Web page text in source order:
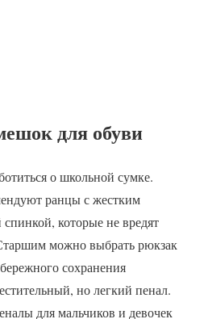
для обуви
о школьной сумке.
ранцы с жестким
которые не вредят
можно выбрать рюкзак
сохранения
но легкий пенал.
для мальчиков и девочек